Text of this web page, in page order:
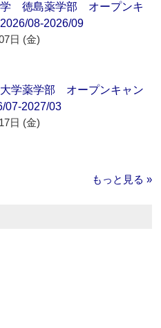
学 徳島薬学部 オープンキ
08-2026/09
日 (金)
大学薬学部 オープンキャン
2027/03
日 (金)
もっと見る »